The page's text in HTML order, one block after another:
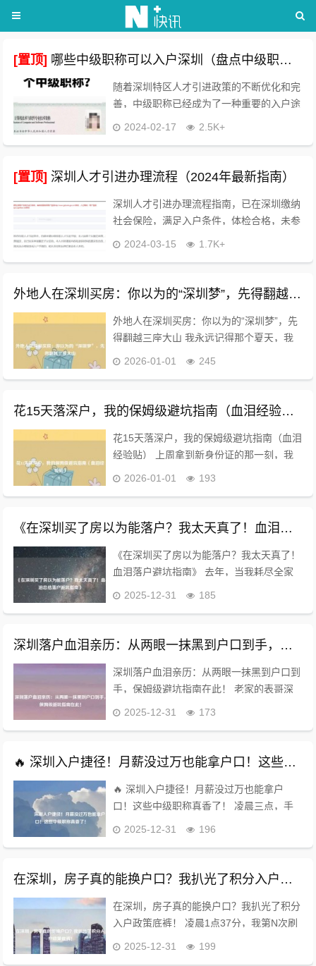
[置顶] 哪些中级职称可以入户深圳（盘点中级职称哪个最容易考）
随着深圳特区人才引进政策的不断优化和完
善，中级职称已经成为了一种重要的入户途
详细解读...
2024-02-17 2.5K+
[置顶] 深圳人才引进办理流程（2024年最新指南）
深圳人才引进办理流程指南，已在深圳缴纳
社会保险，满足入户条件，体检合格，未参
2024-03-15 1.7K+
外地人在深圳买房：你以为的“深圳梦”，先得翻越三座大山
外地人在深圳买房：你以为的“深圳梦”，先
得翻越三座大山 我永远记得那个夏天，我
亮...
2026-01-01 245
花15天落深户，我的保姆级避坑指南（血泪经验贴）
花15天落深户，我的保姆级避坑指南（血泪
经验贴） 上周拿到新身份证的那一刻，我
人”，...
2026-01-01 193
《在深圳买了房以为能落户？我太天真了！血泪总结落户避坑指南》
《在深圳买了房以为能落户？我太天真了！
血泪落户避坑指南》 去年，当我耗尽全家
本...
2025-12-31 185
深圳落户血泪亲历：从两眼一抹黑到户口到手，保姆级避坑指南在此！
深圳落户血泪亲历：从两眼一抹黑到户口到
手，保姆级避坑指南在此！ 老家的表哥深
年前自...
2025-12-31 173
🔥 深圳入户捷径！月薪没过万也能拿户口！这些中级职称真香了！
🔥 深圳入户捷径！月薪没过万也能拿户
口！这些中级职称真香了！ 凌晨三点，手
算去都在...
2025-12-31 196
在深圳，房子真的能换户口？我扒光了积分入户政策底裤！
在深圳，房子真的能换户口？我扒光了积分
入户政策底裤！ 凌晨1点37分，我第N次刷
2025-12-31 199